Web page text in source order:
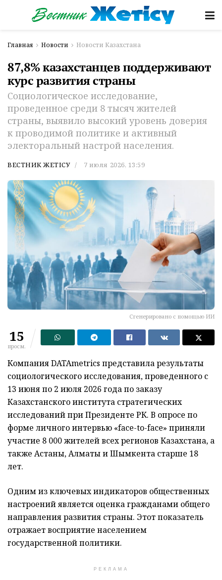
Главная Новости Новости Казахстана
87,8% казахстанцев поддерживают
курс развития страны
Социологическое исследование,
проведенное среди 8 тысяч жителей
страны, выявило высокий уровень доверия
к проводимой политике и активный
электоральный настрой населения.
ВЕСТНИК ЖЕТІСУ 7 июля 2026, 13:59
Сгенерировано с помощью ИИ
15
просм.
Компания DATAmetrics представила результаты
социологического исследования, проведенного с
13 июня по 2 июля 2026 года по заказу
Казахстанского института стратегических
исследований при Президенте РК. В опросе по
форме личного интервью «face-to-face» приняли
участие 8 000 жителей всех регионов Казахстана, а
также Астаны, Алматы и Шымкента старше 18
лет.
Одним из ключевых индикаторов общественных
настроений является оценка гражданами общего
направления развития страны. Этот показатель
отражает восприятие населением
государственной политики.
РЕКЛАМА